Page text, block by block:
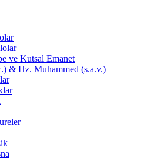
ve Kutsal Emanet
& Hz. Muhammed (s.a.v.)